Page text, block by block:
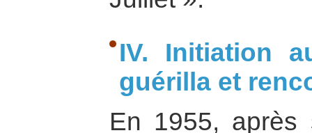
IV. Initiation
guérilla et
En 1955, après